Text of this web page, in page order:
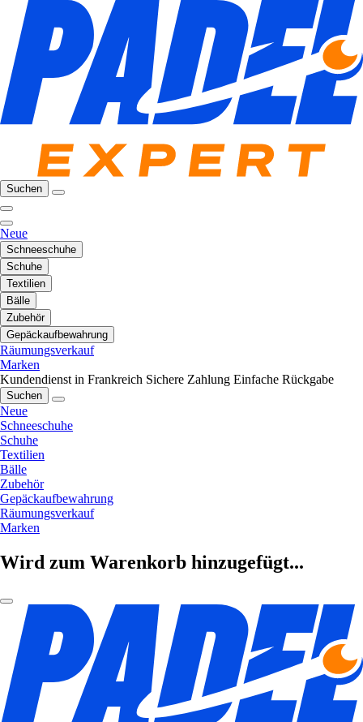
Suchen
Neue
Schneeschuhe
Schuhe
Textilien
Bälle
Zubehör
Gepäckaufbewahrung
Räumungsverkauf
Marken
Kundendienst in Frankreich Sichere Zahlung Einfache Rückgabe
Suchen
Neue
Schneeschuhe
Schuhe
Textilien
Bälle
Zubehör
Gepäckaufbewahrung
Räumungsverkauf
Marken
Wird zum Warenkorb hinzugefügt...